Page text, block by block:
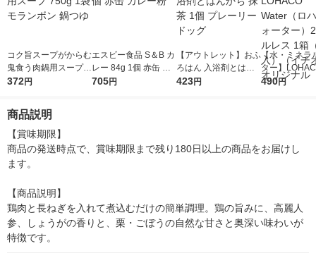
コク旨スープがからむ
鬼食う肉鍋用スープ 7
50g 1袋 モランボン
372円
エスビー食品 S＆B カ
レー 84g 1個 赤缶 カ
レー粉
705円
【アウトレット】おふ
ろはん 入浴剤とはん
かち 抹茶 1個 プレー
423円
【水・ミネラ
ター】
r（ロハコウ
490円
商品説明
【賞味期限】
商品の発送時点で、賞味期限まで残り180日以上の商品をお届けし
ます。
【商品説明】
鶏肉と長ねぎを入れて煮込むだけの簡単調理。鶏の旨みに、高麗人
参、しょうがの香りと、栗・ごぼうの自然な甘さと奥深い味わいが
特徴です。